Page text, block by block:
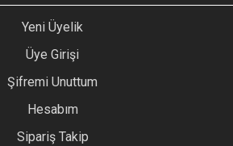
Yeni Üyelik
Üye Girişi
Şifremi Unuttum
Hesabım
Sipariş Takip